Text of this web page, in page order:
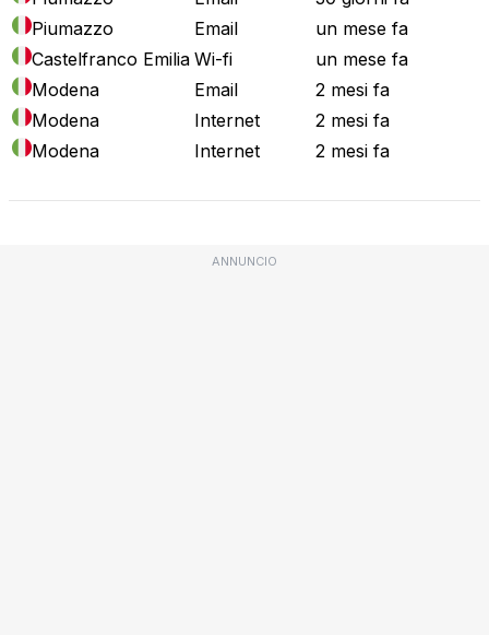
Piumazzo
Email
un mese fa
Castelfranco Emilia Wi-fi
un mese fa
Modena
Email
2 mesi fa
Modena
Internet
2 mesi fa
Modena
Internet 2 mesi fa
ANNUNCIO